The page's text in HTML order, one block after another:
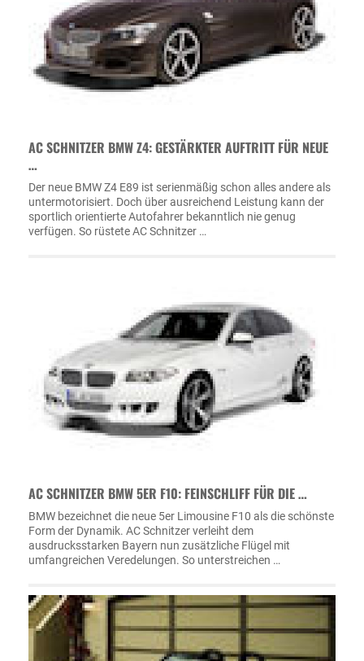
AC SCHNITZER BMW Z4: GESTÄRKTER AUFTRITT FÜR NEUE
…
Der neue BMW Z4 E89 ist serienmäßig schon alles andere als
untermotorisiert. Doch über ausreichend Leistung kann der
sportlich orientierte Autofahrer bekanntlich nie genug
verfügen. So rüstete AC Schnitzer …
AC SCHNITZER BMW 5ER F10: FEINSCHLIFF FÜR DIE …
BMW bezeichnet die neue 5er Limousine F10 als die schönste
Form der Dynamik. AC Schnitzer verleiht dem
ausdrucksstarken Bayern nun zusätzliche Flügel mit
umfangreichen Veredelungen. So unterstreichen …